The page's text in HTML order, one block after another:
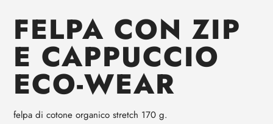
tuo
carrello
FELPA CON ZIP
E CAPPUCCIO
ECO-WEAR
felpa di cotone organico stretch 170 g.